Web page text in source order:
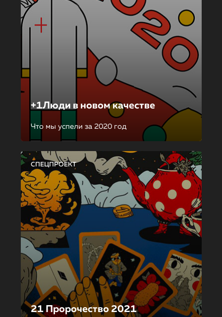
+1Люди в новом качестве
Что мы успели за 2020 год
СПЕЦПРОЕКТ
21 Пророчество 2021